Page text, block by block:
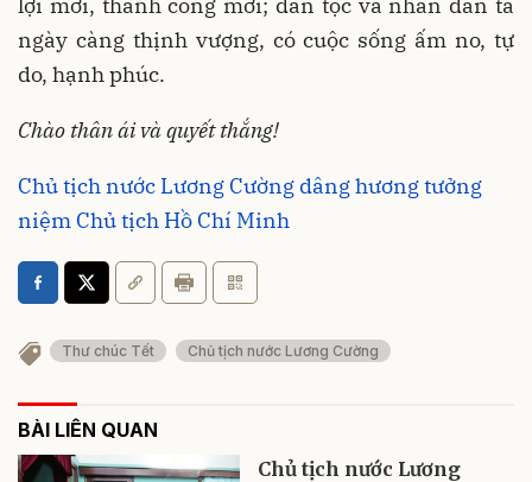
ngày càng thịnh vượng, có cuộc sống ấm no, tự
do, hạnh phúc.
Chào thân ái và quyết thắng!
Chủ tịch nước Lương Cường dâng hương tưởng
niệm Chủ tịch Hồ Chí Minh
Thư chúc Tết Chủ tịch nước Lương Cường
BÀI LIÊN QUAN
Chủ tịch nước Lương